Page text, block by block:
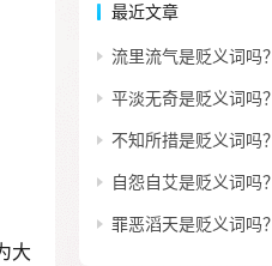
大
最近文章
流里流气是贬义词吗？
平淡无奇是贬义词吗？
不知所措是贬义词吗？
自怨自艾是贬义词吗？
罪恶滔天是贬义词吗？